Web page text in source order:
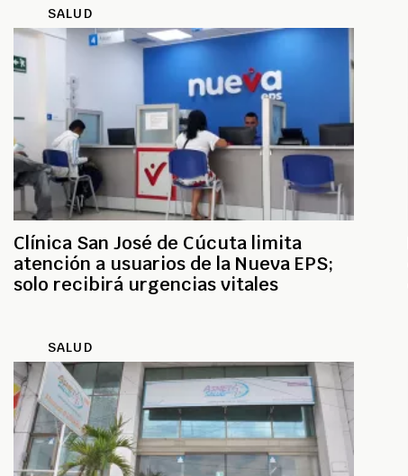
SALUD
Clínica San José de Cúcuta limita
atención a usuarios de la Nueva EPS;
solo recibirá urgencias vitales
SALUD